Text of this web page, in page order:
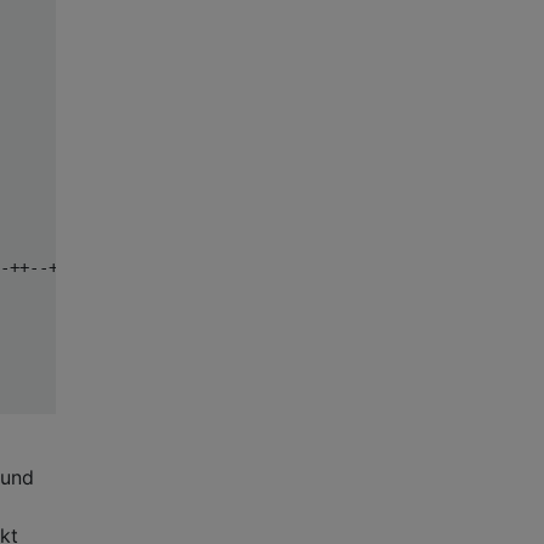
+-++-++--++--+--++--+++--+-+-++-+--+-+--+++---